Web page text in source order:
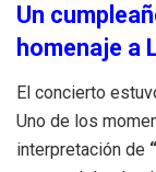
Un
homenaje a
El concierto
Uno de los
interpretación de